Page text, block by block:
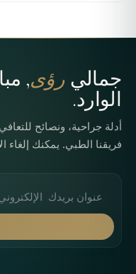
جمالي رؤى,
الوارد.
أدلة جراحية، ونصائح
فريقنا الطبي. يمكنك